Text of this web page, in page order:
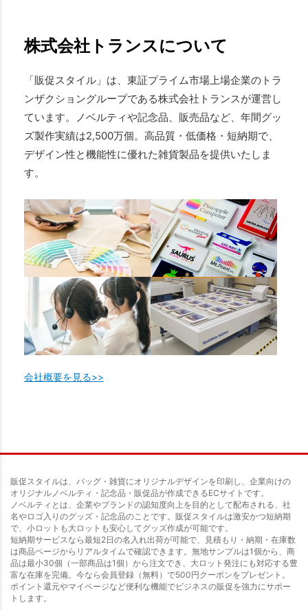
株式会社トランスについて
「販促スタイル」は、東証プライム市場上場企業のトラ
ンザクショングループである株式会社トランスが運営し
ています。ノベルティや記念品、販売品など、年間グッ
ズ製作実績は2,500万個。高品質・低価格・短納期で、
デザイン性と機能性に優れた雑貨製品を提供いたしま
す。
会社概要を見る>>
販促スタイルは、バッグ・雑貨にオリジナルデザインを印刷し、企業向けの
オリジナルノベルティ・記念品・販促品が作成できるECサイトです。
ノベルティとは、企業やブランドの認知度向上を目的として配布される、社
名やロゴ入りのグッズ・記念品のことです。販促スタイルは激安かつ短納期
で、小ロットも大ロットも安心してグッズ作成が可能です。
短納期サービスなら最短2日の名入れ出荷が可能で、見積もり・納期・在庫数
は商品ページからリアルタイムで確認できます。無地サンプルは1個から、商
品は最小30個（一部商品は1個）から注文でき、大ロット発注にも対応する豊
富な在庫を完備。今なら会員登録（無料）で500円クーポンをプレゼント。
ポイント還元やマイページなど便利な機能でビジネスの販促を強力にサポー
トします。